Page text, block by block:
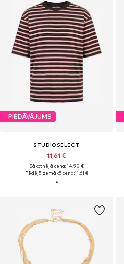
PIEDĀVĀJUMS
STUDIOSELECT
11,61 €
Sākotnējā cena: 14,90 €
Pēdējā zemākā cena:11,61 €